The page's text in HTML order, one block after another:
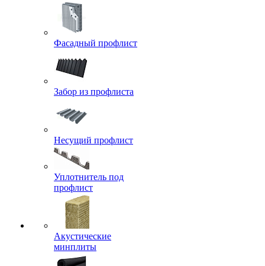
Фасадный профлист
Забор из профлиста
Несущий профлист
Уплотнитель под
профлист
Акустические
минплиты